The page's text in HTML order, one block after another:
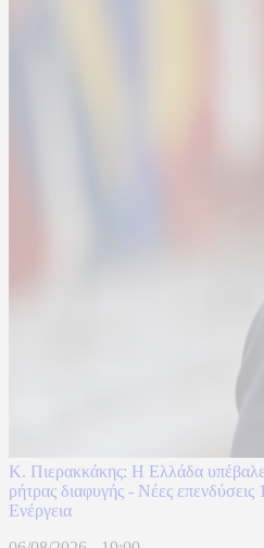
Κ. Πιερακκάκης: Η Ελλάδα υπέβαλε
ρήτρας διαφυγής - Νέες επενδύσεις
Ενέργεια